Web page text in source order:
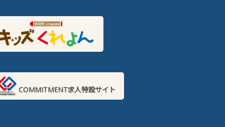
COMMITMENT求人特設サイト